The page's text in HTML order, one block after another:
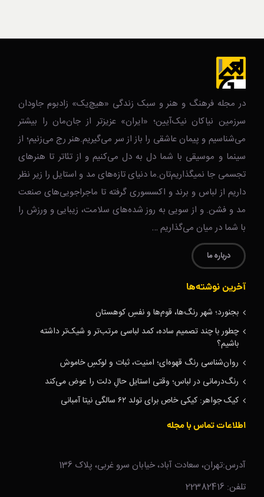
در مجله فرهنگ و هنر و سبک زندگی‌ «هیچ‌یک» زادبوم جاودان
سرزمین نیاکان نیک‌‌‌آیین؛ «ایران» عزیزتر از جان‌مان را بیشتر
می‌شناسیم و پیمان عاشقی را باز از سر می‌گیریم.هنر رج می‌زنیم؛ از
سینما و موسیقی با شما دل به دل می‌کنیم و از تئاتر تا هنرهای
تجسمی جا نمیگذاریم‌تان.ما دنیای تازه‌های مد و استایل را زیر نظر
داریم از لباس و برند و اکسسوری گرفته تا ماجراجویی‌های صنعت
مد و فشن. و از سویی به روز شده‌های سلامت، زیبایی و ورزش را
با شما در میان می‌گذاریم …
درباره ما
آخرین نوشته‌ها
بجنورد؛ شهر رنگ‌ها، قوم‌ها و نفسِ کوهستان
چطور با چند تصمیم ساده، کمد لباسی مرتب‌تر و شیک‌تر داشته
باشیم؟
روان‌شناسی رنگ قهوه‌ای؛ امنیت، ثبات و لوکسِ خاموش
رنگ‌درمانی در لباس؛ وقتی استایل حالِ دلت را عوض می‌کند
کیک جواهر: کیکی خاص برای تولد ۶۲ سالگی نیتا آمبانی
اطلاعات تماس با مجله
آدرس:تهران، سعادت آباد، خیابان سرو غربی، پلاک 136
تلفن: 22382416